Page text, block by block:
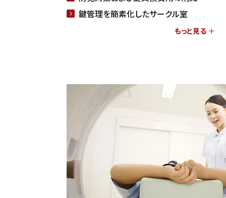
鍵管理を簡素化したサークル室